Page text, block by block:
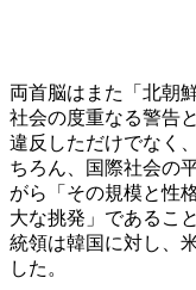
両首脳はまた「北朝
社会の度重なる警告
違反しただけでなく
ちろん、国際社会の
がら「その規模と性
大な挑発」であるこ
統領は韓国に対し、
した。